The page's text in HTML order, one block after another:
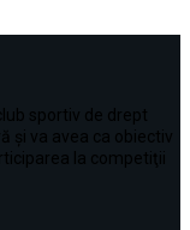
sportiv de drept
și va avea ca obiectiv
la competiţii